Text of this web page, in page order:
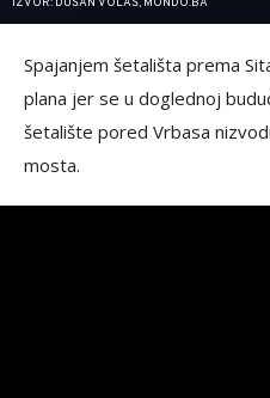
Spajanjem šetališta prema
plana jer se u doglednoj
šetalište pored Vrbasa
mosta.